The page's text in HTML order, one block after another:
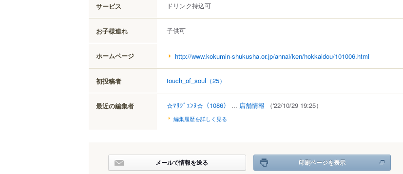
サービス ドリンク持込可
お子様連れ 子供可
ホームページ http://www.kokumin-shukusha.or.jp/annai/ken/hokkaidou/101006.html
初投稿者 touch_of_soul （25）
最近の編集者 ☆ﾏﾘｼﾞｪﾝﾇ☆ （1086） ... 店舗情報 （'22/10/29 19:25）
編集履歴を詳しく見る
メールで情報を送る 印刷ページを表示